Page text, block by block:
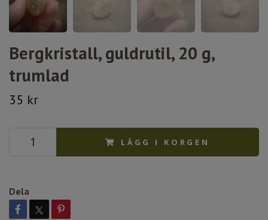
Bergkristall, guldrutil, 20 g,
trumlad
35 kr
LÄGG I KORGEN
Dela